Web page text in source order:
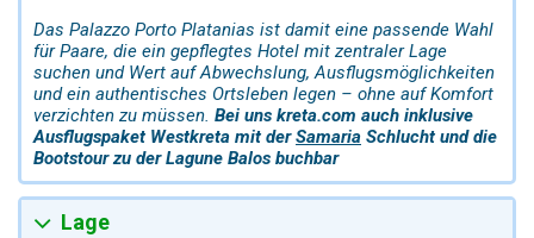
Das Palazzo Porto Platanias ist damit eine passende Wahl
für Paare, die ein gepflegtes Hotel mit zentraler Lage
suchen und Wert auf Abwechslung, Ausflugsmöglichkeiten
und ein authentisches Ortsleben legen – ohne auf Komfort
verzichten zu müssen. Bei uns kreta.com auch inklusive
Ausflugspaket Westkreta mit derSamaria Schlucht und die
Bootstour zu der Lagune Balos buchbar
Lage